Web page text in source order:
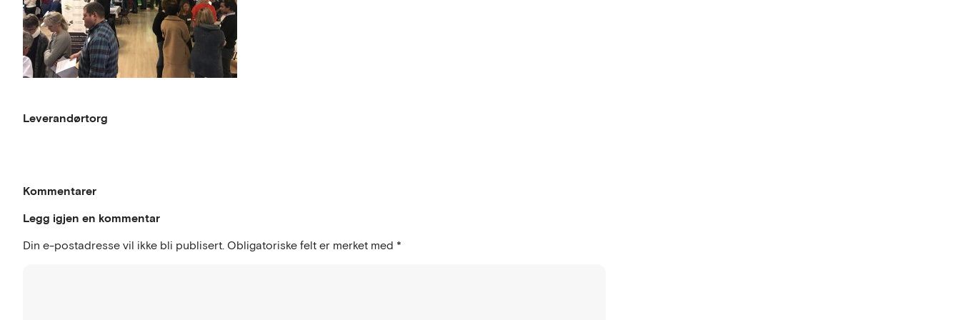
Leverandørtorg
Kommentarer
Legg igjen en kommentar
Din e-postadresse vil ikke bli publisert. Obligatoriske felt er merket med *